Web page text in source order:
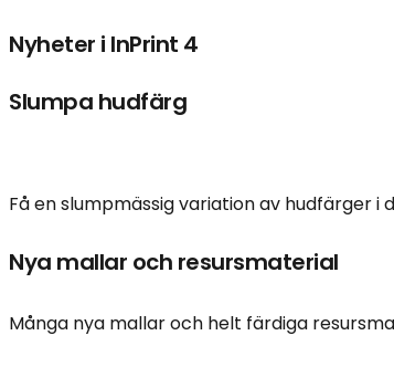
Nyheter i InPrint 4
Slumpa hudfärg
Få en slumpmässig variation av hudfärger
Nya mallar och resursmaterial
Många nya mallar och helt färdiga